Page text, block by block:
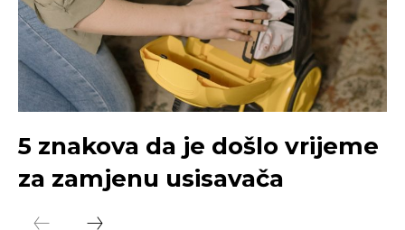
5 znakova da je došlo vrijeme
za zamjenu usisavača